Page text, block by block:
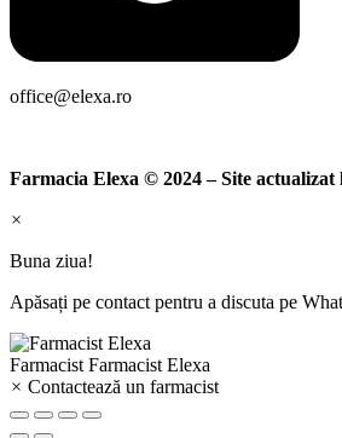
office@elexa.ro
Farmacia Elexa © 2024 – Site actualizat
×
Buna ziua!
Apăsați pe contact pentru a discuta pe
Farmacist Farmacist Elexa
× Contactează un farmacist